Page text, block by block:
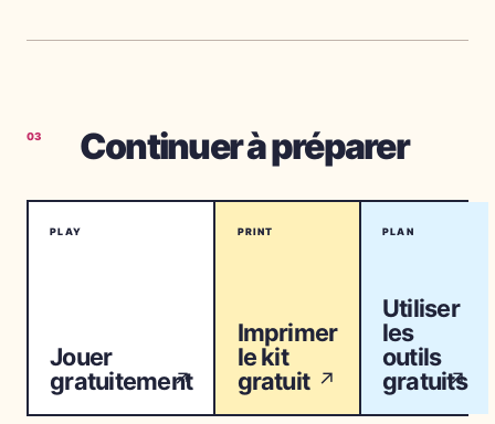
03 Continuer à préparer
PLAY
Jouer
gratuitement
↗
PRINT
Imprimer
le kit
gratuit ↗
PLAN
Utiliser
les
outils
gratuits
↗